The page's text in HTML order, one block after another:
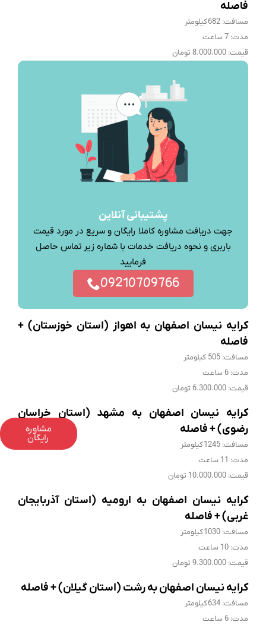
فاصله
مسافت: 682 کیلومتر
مدت: 7 ساعت
قیمت: 8.000.000 تومان
پشتیبانی آنلاین
جهت دریافت مشاوره کاملا رایگان و سریع در مورد قیمت
باربری و نحوه دریافت خدمات با شماره زیر تماس حاصل
فرمایید
09210709766
کرایه نیسان اصفهان به اهواز (استان خوزستان) +
فاصله
مسافت: 505 کیلومتر
مدت: 6 ساعت
قیمت: 6.300.000 تومان
کرایه نیسان اصفهان به مشهد (استان خراسان
رضوی) + فاصله
مسافت: 1245 کیلومتر
مدت: 11 ساعت
قیمت: 10.000.000 تومان
کرایه نیسان اصفهان به ارومیه (استان آذربایجان
غربی) + فاصله
مسافت: 1030 کیلومتر
مدت: 10 ساعت
قیمت: 9.300.000 تومان
کرایه نیسان اصفهان به رشت (استان گیلان) + فاصله
مسافت: 634 کیلومتر
مدت: 6 ساعت
مشاوره
رایگان